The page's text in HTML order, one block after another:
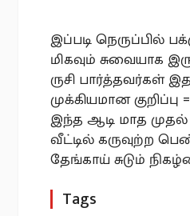
இப்படி நெருப்பில்
மிகவும் சுவையாக
ருசி பார்த்தவர்கள்
முக்கியமான குறிப்பு
இந்த ஆடி மாத
வீட்டில் கருவுற்ற
தேங்காய் சுடும்
Tags